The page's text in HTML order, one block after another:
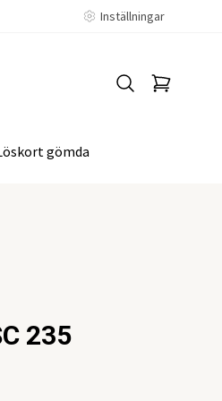
Inställningar
gömda
235